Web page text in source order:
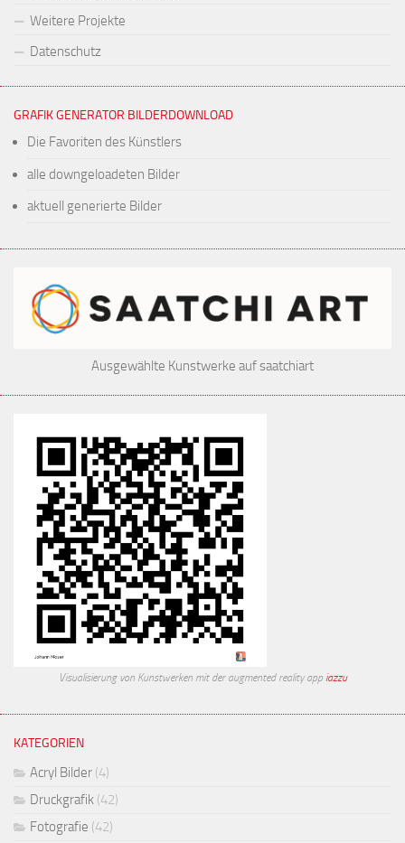
Weitere Projekte
Datenschutz
GRAFIK GENERATOR BILDERDOWNLOAD
Die Favoriten des Künstlers
alle downgeloadeten Bilder
aktuell generierte Bilder
Ausgewählte Kunstwerke auf saatchiart
Visualisierung von Kunstwerken mit der augmented reality app iazzu
KATEGORIEN
Acryl Bilder (4)
Druckgrafik (42)
Fotografie (42)